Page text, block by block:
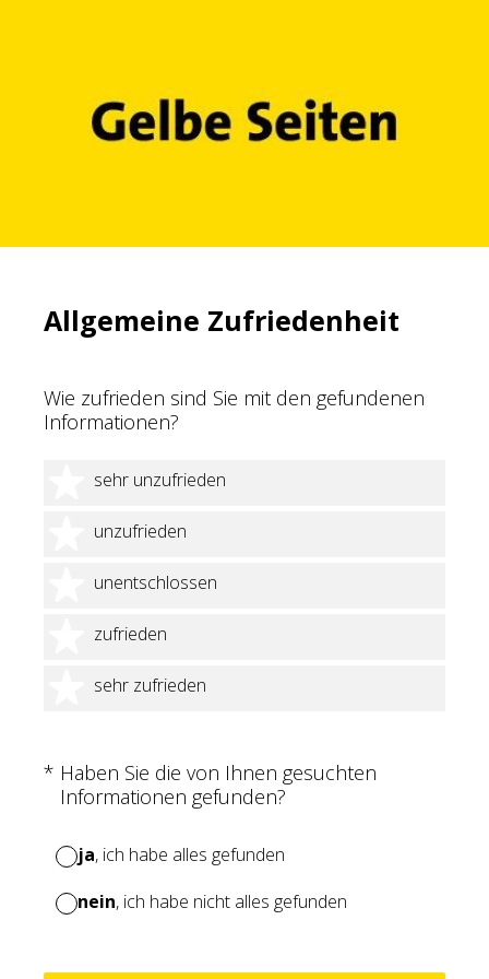
Allgemeine Zufriedenheit
Wie zufrieden sind Sie mit den gefundenen
Informationen?
sehr unzufrieden
1 Stern
unzufrieden
2 Sterne
unentschlossen
3 Sterne
zufrieden
4 Sterne
sehr zufrieden
5 Sterne
* Haben Sie die von Ihnen gesuchten
Informationen gefunden?
(Erforderlich.)
ja, ich habe alles gefunden
nein, ich habe nicht alles gefunden